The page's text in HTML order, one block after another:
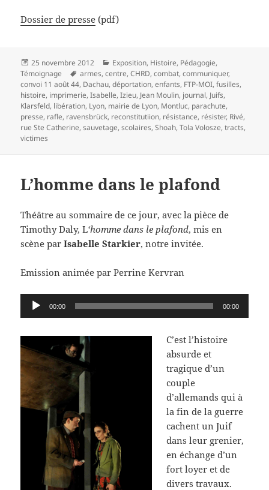
Dossier de presse (pdf)
Publié
le
25 novembre 2012 Catégories
Exposition, Histoire, Pédagogie,
Témoignage
Mots-
clés
armes,centre,CHRD,combat,communiquer,
convoi 11 août 44, Dachau,déportation,enfants, FTP-MOI,fusilles,
histoire, imprimerie,Isabelle,Izieu, Jean Moulin, journal, Juifs,
Klarsfeld, libération, Lyon, mairie de Lyon, Montluc, parachute,
presse, rafle, ravensbrück, reconstitutiion, résistance, résister, Rivé,
rue Ste Catherine,sauvetage,scolaires,Shoah,Tola Volosze,tracts,
victimes
L’homme dans le plafond
Théâtre au sommaire de ce jour, avec la pièce de
Timothy Daly, L‘homme dans le plafond, mis en
scène parIsabelle Starkier, notre invitée.
Emission animée par Perrine Kervran
Lecteur 00:00 00:00
C’est l’histoire
absurde et
tragique d’un
couple
d’allemands qui à
la fin de la guerre
cachent un Juif
dans leur grenier,
en échange d’un
fort loyer et de
divers travaux.